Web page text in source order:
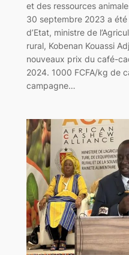
et des ressources
30 septembre 2023 a été
d’Etat, ministre de
rural, Kobenan Kouassi
nouveaux prix du café-
2024. 1000 FCFA/kg de
campagne…